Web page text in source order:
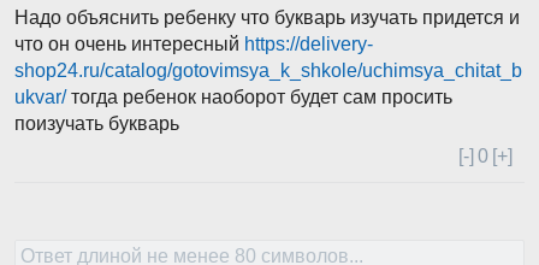
Надо объяснить ребенку что букварь изучать придется и
что он очень интересный https://delivery-
shop24.ru/catalog/gotovimsya_k_shkole/uchimsya_chitat_b
ukvar/тогда ребенок наоборот будет сам просить
поизучать букварь
[-] 0 [+]